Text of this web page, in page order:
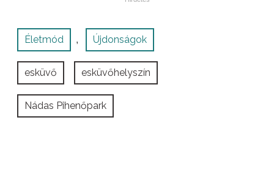
Életmód , Újdonságok
esküvő esküvőhelyszín
Nádas Pihenőpark